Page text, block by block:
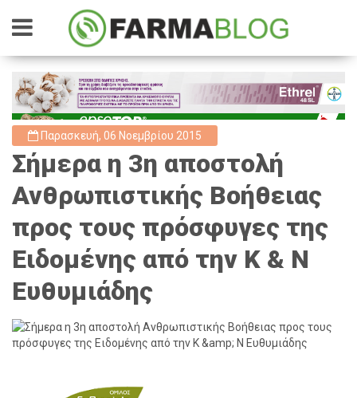
Παρασκευή, 06 Νοεμβρίου 2015
Σήμερα η 3η αποστολή
Ανθρωπιστικής Βοήθειας
προς τους πρόσφυγες της
Ειδομένης από την Κ & Ν
Ευθυμιάδης